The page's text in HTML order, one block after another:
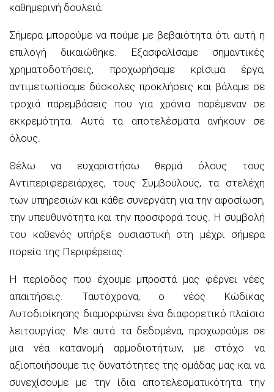
καθημερινή δουλειά.
Σήμερα μπορούμε να πούμε με βεβαιότητα ότι αυτή η
επιλογή δικαιώθηκε. Εξασφαλίσαμε σημαντικές
χρηματοδοτήσεις, προχωρήσαμε κρίσιμα έργα,
αντιμετωπίσαμε δύσκολες προκλήσεις και βάλαμε σε
τροχιά παρεμβάσεις που για χρόνια παρέμεναν σε
εκκρεμότητα. Αυτά τα αποτελέσματα ανήκουν σε
όλους.
Θέλω να ευχαριστήσω θερμά όλους τους
Αντιπεριφερειάρχες, τους Συμβούλους, τα στελέχη
των υπηρεσιών και κάθε συνεργάτη για την αφοσίωση,
την υπευθυνότητα και την προσφορά τους. Η συμβολή
του καθενός υπήρξε ουσιαστική στη μέχρι σήμερα
πορεία της Περιφέρειας.
Η περίοδος που έχουμε μπροστά μας φέρνει νέες
απαιτήσεις. Ταυτόχρονα, ο νέος Κώδικας
Αυτοδιοίκησης διαμορφώνει ένα διαφορετικό πλαίσιο
λειτουργίας. Με αυτά τα δεδομένα, προχωρούμε σε
μια νέα κατανομή αρμοδιοτήτων, με στόχο να
αξιοποιήσουμε τις δυνατότητες της ομάδας μας και να
συνεχίσουμε με την ίδια αποτελεσματικότητα την